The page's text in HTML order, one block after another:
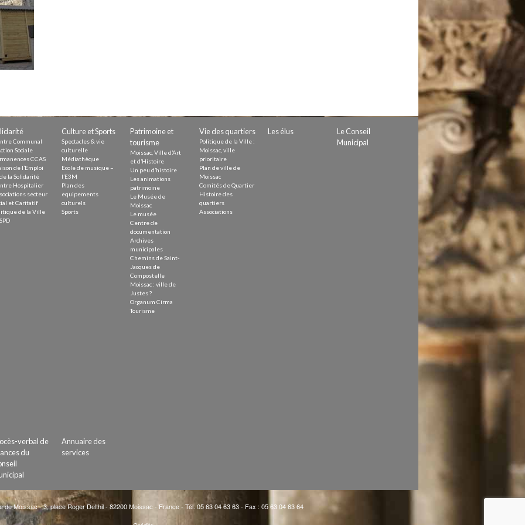
durable
Communal
Sociale
CCAS
de l’Emploi
la Solidarité
Hospitalier
secteur
et Caritatif
de la Ville
Culture et Sports
Spectacles & vie
culturelle
Médiathèque
Ecole de musique –
l’E3M
Plan des
equipements
culturels
Sports
Patrimoine et
tourisme
Moissac, Ville d’Art
et d’Histoire
Un peu d’histoire
Les animations
patrimoine
Le Musée de
Moissac
Le musée
Centre de
documentation
Archives
municipales
Chemins de Saint-
Jacques de
Compostelle
Moissac : ville de
Justes ?
Organum Cirma
Tourisme
Vie des quartiers
Politique de la Ville :
Moissac, ville
prioritaire
Plan de ville de
Moissac
Comités de Quartier
Histoire des
quartiers
Associations
Les élus
Le Conseil
Municipal
verbal de
du
Annuaire des
services
de Moissac - 3, place Roger Delthil - 82200 Moissac - France - Tél. 05 63 04 63 63 - Fax : 05 63 04 63 64